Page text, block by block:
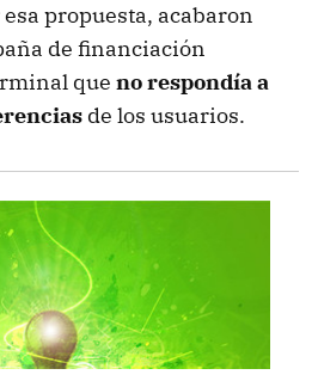
propuesta, acabaron
de financiación
que no respondía a
de los usuarios.